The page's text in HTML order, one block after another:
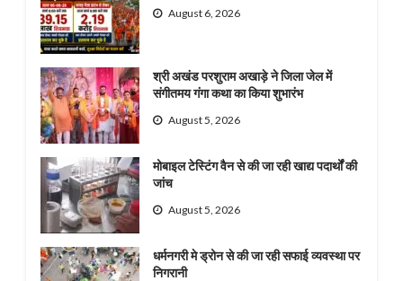
August 6, 2026
श्री अखंड परशुराम अखाड़े ने जिला जेल में
संगीतमय गंगा कथा का किया शुभारंभ
August 5, 2026
मोबाइल टेस्टिंग वैन से की जा रही खाद्य पदार्थों की
जांच
August 5, 2026
धर्मनगरी मे ड्रोन से की जा रही सफाई व्यवस्था पर
निगरानी